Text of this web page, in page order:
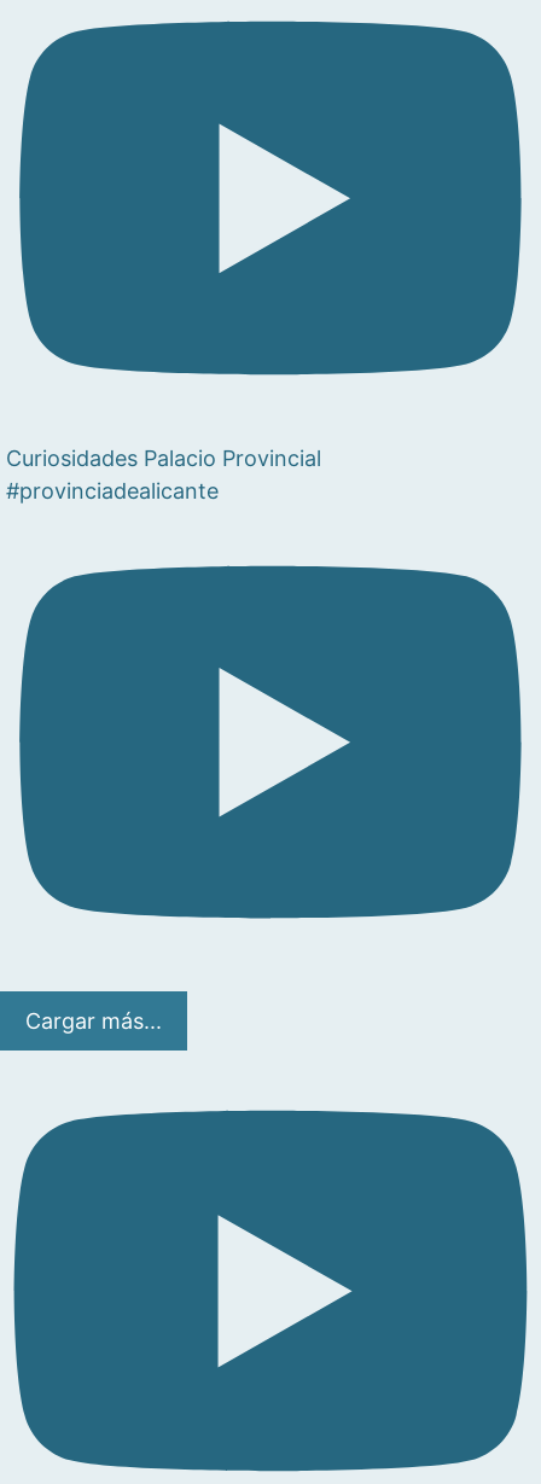
Curiosidades Palacio Provincial
#provinciadealicante
Cargar más...